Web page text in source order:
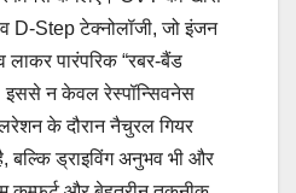
D-Step टेक्नोलॉजी, जो इंजन
पारंपरिक “रबर-बैंड
इससे न केवल रेस्पॉन्सिवनेस
के दौरान नैचुरल गियर
बल्कि ड्राइविंग अनुभव भी और